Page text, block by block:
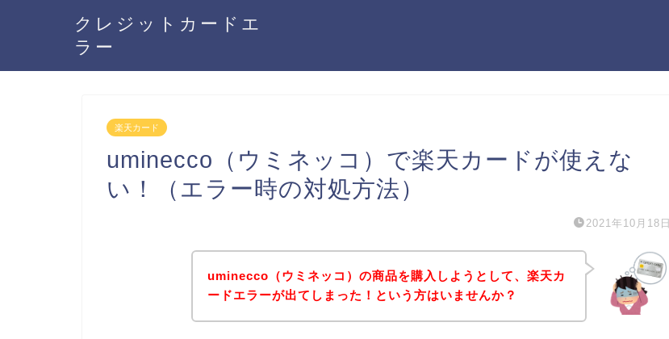
クレジットカードエ
ラー
楽天カード
uminecco（ウミネッコ）で楽天カードが使えな
い！（エラー時の対処方法）
2021年10月18日
uminecco（ウミネッコ）の商品を購入しようとして、楽天カ
ードエラーが出てしまった！という方はいませんか？